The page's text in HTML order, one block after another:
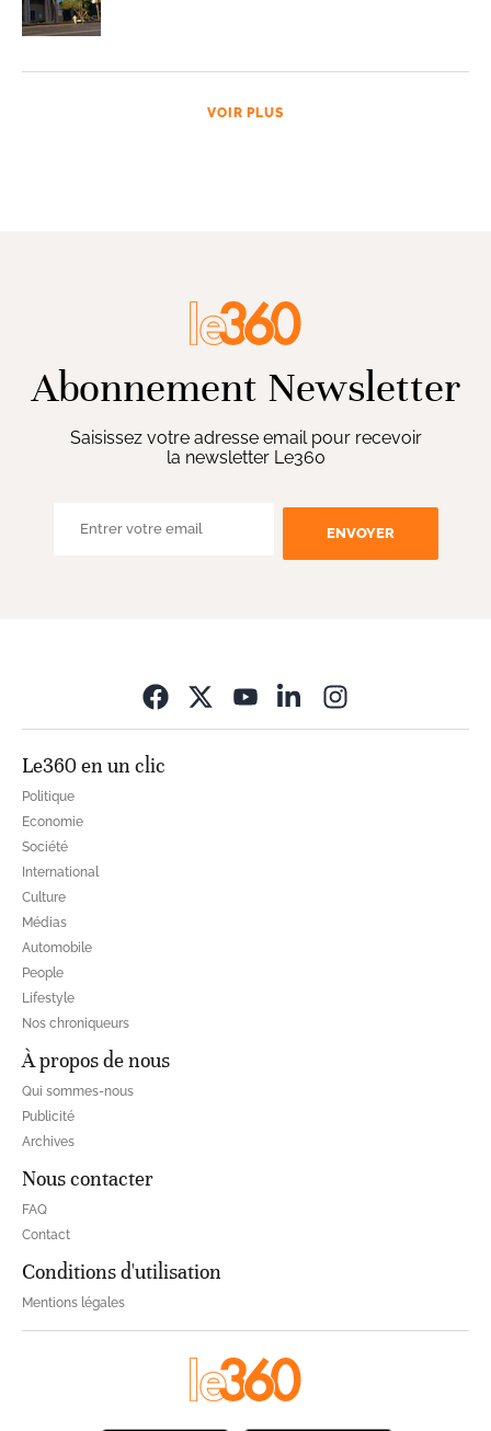
VOIR PLUS
Abonnement Newsletter
Saisissez votre adresse email pour recevoir
la newsletter Le360
ENVOYER
Le360 en un clic
Politique
Economie
Société
International
Culture
Médias
Automobile
People
Lifestyle
Nos chroniqueurs
À propos de nous
Qui sommes-nous
Publicité
Archives
Nous contacter
FAQ
Contact
Conditions d'utilisation
Mentions légales